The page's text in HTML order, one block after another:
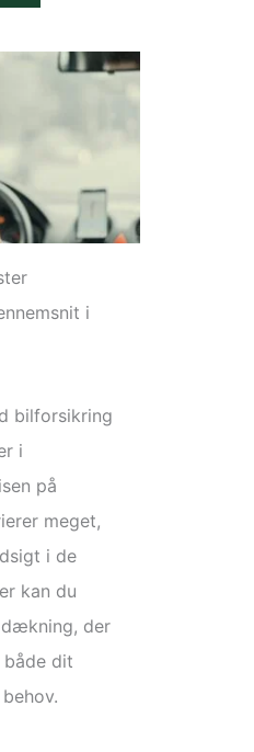
i
bilforsikring
i
på
meget,
i de
kan du
der
dit